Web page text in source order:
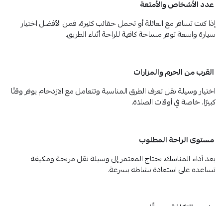
عدد الأشخاص والأمتعة
إذا كنت تسافر مع العائلة أو تحمل حقائب كثيرة، فمن الأفضل اختيار
سيارة واسعة توفر مساحة كافية للراحة أثناء الطريق.
القرب من الحرم والمزارات
اختيار وسيلة نقل تعرف الطرق المناسبة وتتعامل مع الازدحام يوفر وقتًا
كبيرًا، خاصة في أوقات الصلاة.
مستوى الراحة المطلوب
بعد أداء المناسك، يحتاج المعتمر إلى وسيلة نقل مريحة ومكيفة
تساعده على استعادة نشاطه بسرعة.